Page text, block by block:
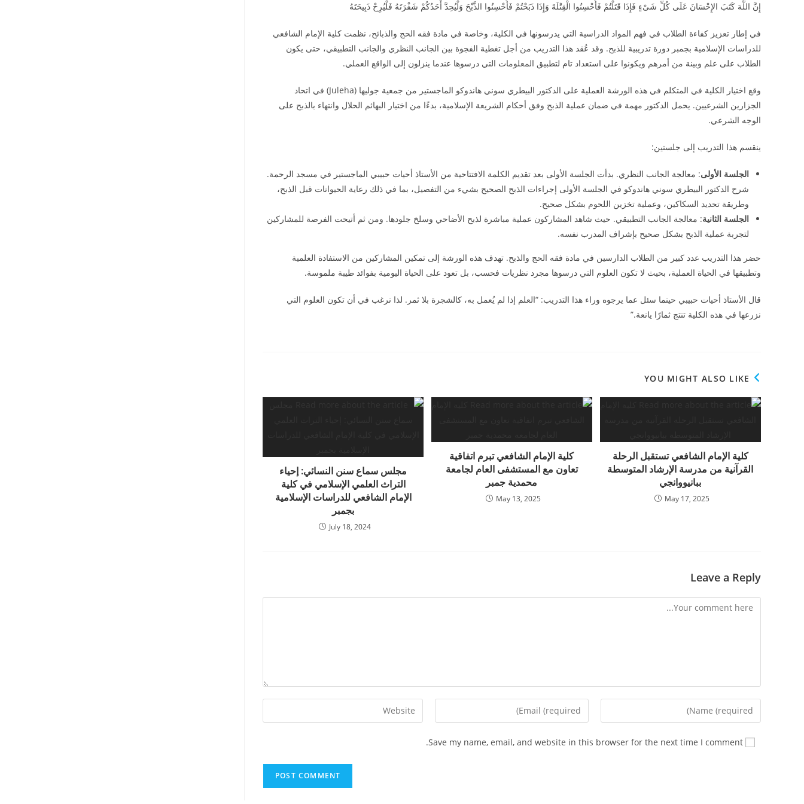
إِنَّ اللَّهَ كَتَبَ الإِحْسَانَ عَلَى كُلِّ شَىْءٍ فَإِذَا قَتَلْتُمْ فَأَحْسِنُوا الْقِتْلَةَ وَإِذَا ذَبَحْتُمْ فَأَحْسِنُوا الذَّبْحَ وَلْيُحِدَّ أَحَدُكُمْ شَفْرَتَهُ فَلْيُرِحْ ذَبِيحَتَهُ
في إطار تعزيز كفاءة الطلاب في فهم المواد الدراسية التي يدرسونها في الكلية، وخاصة في مادة فقه الحج والذبائح، نظمت كلية الإمام الشافعي
للدراسات الإسلامية بجمبر دورة تدريبية للذبح. وقد عُقد هذا التدريب من أجل تغطية الفجوة بين الجانب النظري والجانب التطبيقي، حتى يكون
الطلاب على علم وبينة من أمرهم ويكونوا على استعداد تام لتطبيق المعلومات التي درسوها عندما ينزلون إلى الواقع العملي.
وقع اختيار الكلية في المتكلم في هذه الورشة العملية على الدكتور البيطري سوني هاندوكو الماجستير من جمعية جوليها (Juleha) في اتحاد
الجزارين الشرعيين. يحمل الدكتور مهمة في ضمان عملية الذبح وفق أحكام الشريعة الإسلامية، بدءًا من اختيار البهائم الحلال وانتهاء بالذبح على
الوجه الشرعي.
ينقسم هذا التدريب إلى جلستين:
الجلسة الأولى: معالجة الجانب النظري. بدأت الجلسة الأولى بعد تقديم الكلمة الافتتاحية من الأستاذ أحيات حبيبي الماجستير في مسجد الرحمة.
شرح الدكتور البيطري سوني هاندوكو في الجلسة الأولى إجراءات الذبح الصحيح بشيء من التفصيل، بما في ذلك رعاية الحيوانات قبل الذبح،
وطريقة تحديد السكاكين، وعملية تخزين اللحوم بشكل صحيح.
الجلسة الثانية: معالجة الجانب التطبيقي. حيث شاهد المشاركون عملية مباشرة لذبح الأضاحي وسلخ جلودها. ومن ثم أتيحت الفرصة للمشاركين
لتجربة عملية الذبح بشكل صحيح بإشراف المدرب نفسه.
حضر هذا التدريب عدد كبير من الطلاب الدارسين في مادة فقه الحج والذبح. تهدف هذه الورشة إلى تمكين المشاركين من الاستفادة العلمية
وتطبيقها في الحياة العملية، بحيث لا تكون العلوم التي درسوها مجرد نظريات فحسب، بل تعود على الحياة اليومية بفوائد طيبة ملموسة.
قال الأستاذ أحيات حبيبي حينما سئل عما يرجوه وراء هذا التدريب: “العلم إذا لم يُعمل به، كالشجرة بلا ثمر. لذا نرغب في أن تكون العلوم التي
نزرعها في هذه الكلية تنتج ثمارًا يانعة.”
YOU MIGHT ALSO LIKE
مجلس سماع سنن النسائي: إحياء
التراث العلمي الإسلامي في كلية
الإمام الشافعي للدراسات الإسلامية
بجمبر
July 18, 2024
كلية الإمام الشافعي تبرم اتفاقية
تعاون مع المستشفى العام لجامعة
محمدية جمبر
May 13, 2025
كلية الإمام الشافعي تستقبل الرحلة
القرآنية من مدرسة الإرشاد المتوسطة
ببانيووانجي
May 17, 2025
Leave a Reply
Comment
Enter
your
name
or
Enter
your
Enter
your
Save my name, email, and website in this browser for the next time I comment.